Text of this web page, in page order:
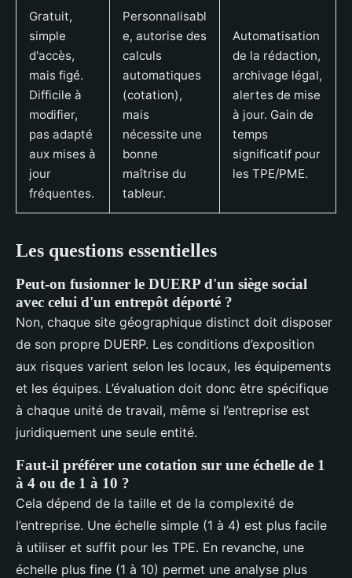
Gratuit,
simple
d'accès,
mais figé.
Difficile à
modifier,
pas adapté
aux mises à
jour
fréquentes.
Personnalisabl
e, autorise des
calculs
automatiques
(cotation),
mais
nécessite une
bonne
maîtrise du
tableur.
Automatisation
de la rédaction,
archivage légal,
alertes de mise
à jour. Gain de
temps
significatif pour
les TPE/PME.
Les questions essentielles
Peut-on fusionner le DUERP d'un siège social
avec celui d'un entrepôt déporté ?
Non, chaque site géographique distinct doit disposer
de son propre DUERP. Les conditions d’exposition
aux risques varient selon les locaux, les équipements
et les équipes. L’évaluation doit donc être spécifique
à chaque unité de travail, même si l’entreprise est
juridiquement une seule entité.
Faut-il préférer une cotation sur une échelle de 1
à 4 ou de 1 à 10 ?
Cela dépend de la taille et de la complexité de
l’entreprise. Une échelle simple (1 à 4) est plus facile
à utiliser et suffit pour les TPE. En revanche, une
échelle plus fine (1 à 10) permet une analyse plus